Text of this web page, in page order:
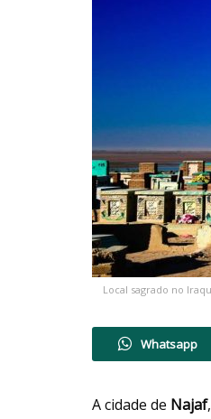
Local sagrado no
Whatsapp
A cidade de Najaf